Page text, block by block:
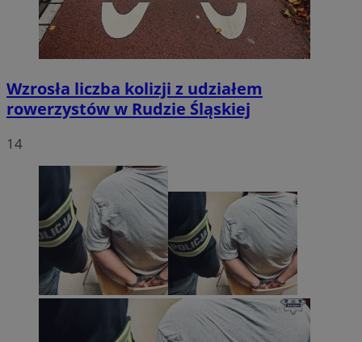
Wzrosła liczba kolizji z udziałem
rowerzystów w Rudzie Śląskiej
14